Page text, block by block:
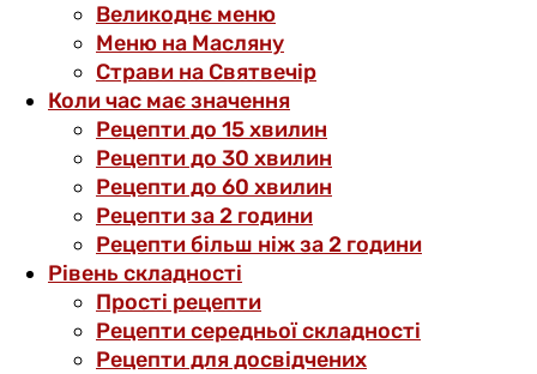
Великоднє меню
Меню на Масляну
Страви на Святвечір
Коли час має значення
Рецепти до 15 хвилин
Рецепти до 30 хвилин
Рецепти до 60 хвилин
Рецепти за 2 години
Рецепти більш ніж за 2 години
Рівень складності
Прості рецепти
Рецепти середньої складності
Рецепти для досвідчених